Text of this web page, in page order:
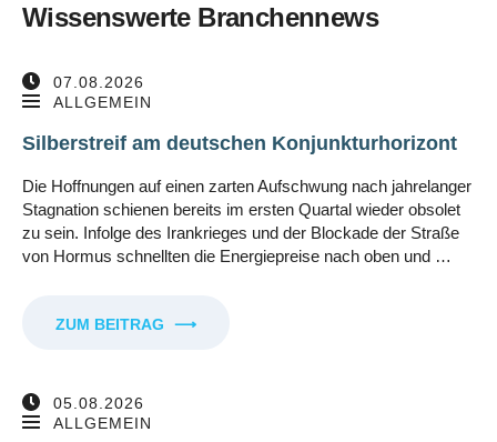
Wissenswerte Branchennews
07.08.2026
ALLGEMEIN
Silberstreif am deutschen Konjunkturhorizont
Die Hoffnungen auf einen zarten Aufschwung nach jahrelanger
Stagnation schienen bereits im ersten Quartal wieder obsolet
zu sein. Infolge des Irankrieges und der Blockade der Straße
von Hormus schnellten die Energiepreise nach oben und …
ZUM BEITRAG ⟶
05.08.2026
ALLGEMEIN